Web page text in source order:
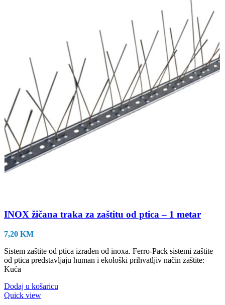
INOX žičana traka za zaštitu od ptica – 1 metar
7,20 KM
Sistem zaštite od ptica izrađen od inoxa. Ferro-Pack sistemi zaštite
od ptica predstavljaju human i ekološki prihvatljiv način zaštite:
Kuća
Dodaj u košaricu
Quick view